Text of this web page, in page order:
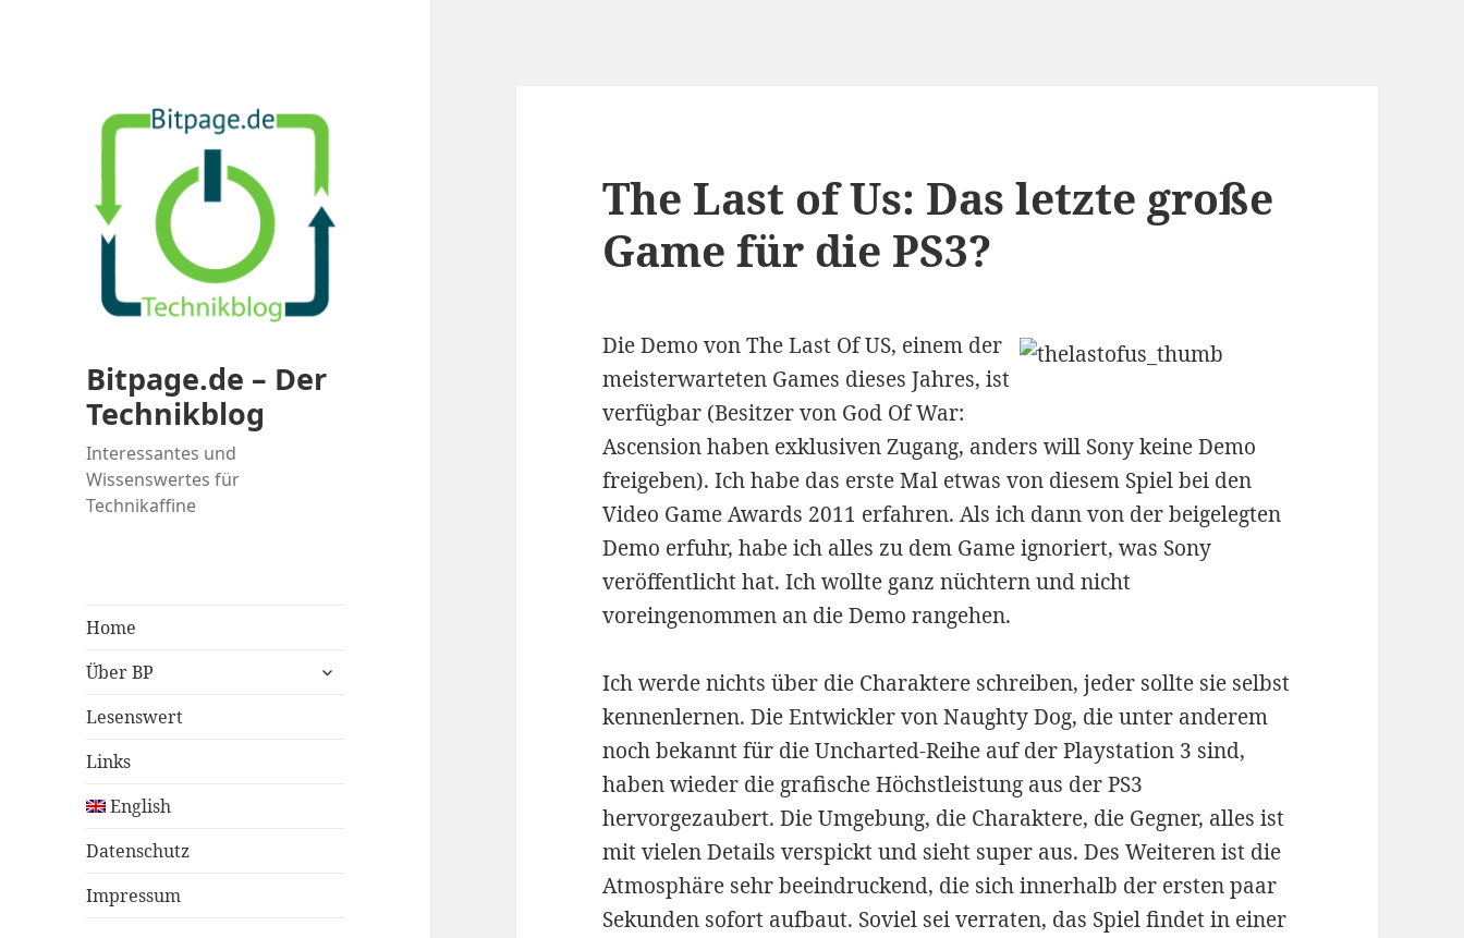
Bitpage.de – Der
Technikblog
Interessantes und
Wissenswertes für
Technikaffine
Home
Über BP
untermenü
Lesenswert
Links
English
Datenschutz
Impressum
The Last of Us: Das letzte große
Game für die PS3?
Die Demo von The Last Of US, einem der
meisterwarteten Games dieses Jahres, ist
verfügbar (Besitzer von God Of War:
Ascension haben exklusiven Zugang, anders will Sony keine Demo
freigeben). Ich habe das erste Mal etwas von diesem Spiel bei den
Video Game Awards 2011 erfahren. Als ich dann von der beigelegten
Demo erfuhr, habe ich alles zu dem Game ignoriert, was Sony
veröffentlicht hat. Ich wollte ganz nüchtern und nicht
voreingenommen an die Demo rangehen.
Ich werde nichts über die Charaktere schreiben, jeder sollte sie selbst
kennenlernen. Die Entwickler von Naughty Dog, die unter anderem
noch bekannt für die Uncharted-Reihe auf der Playstation 3 sind,
haben wieder die grafische Höchstleistung aus der PS3
hervorgezaubert. Die Umgebung, die Charaktere, die Gegner, alles ist
mit vielen Details verspickt und sieht super aus. Des Weiteren ist die
Atmosphäre sehr beeindruckend, die sich innerhalb der ersten paar
Sekunden sofort aufbaut. Soviel sei verraten, das Spiel findet in einer